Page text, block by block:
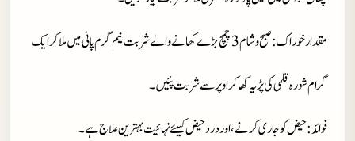
مقدار خوراک
: صبح و شام 3 چمچ بڑے کھانے والے شربت نیم گرم پانی میں ملا کر ایک
گرام شورہ قلمی کی پڑیہ کھا کر اوپر سے شربت پئیں۔
فوائد: حیض کو جاری کرنے، اور درد حیض کیلئے نہائیت بہترین علاج ہے۔